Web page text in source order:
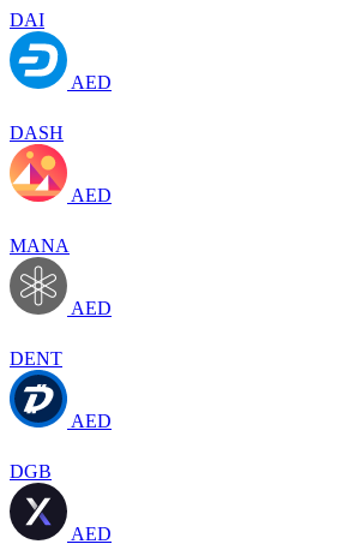
DAI
AED
DASH
AED
MANA
AED
DENT
AED
DGB
AED